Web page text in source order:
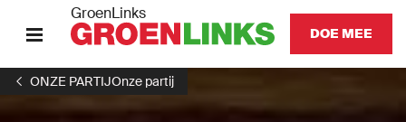
GroenLinks
DOE MEE
ONZE PARTIJOnze partij
HOME